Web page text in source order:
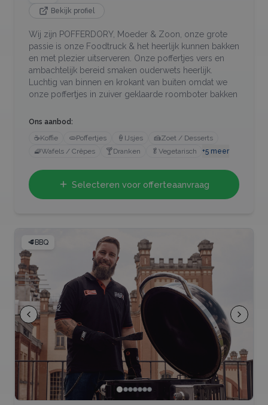
Bekijk profiel
Wij zijn POFFERDORY, Moeder & Zoon, onze grote
passie is onze Foodtruck & het heerlijk kunnen bakken
en met plezier uitserveren. Onze poffertjes vers en
ambachtelijk bereid smaken ouderwets heerlijk.
Luchtig van binnen en krokant van buiten omdat we
onze poffertjes in zuiver geklaarde roomboter bakken
Ons aanbod:
☕Koffie 🫓Poffertjes 🍦 IJsjes 🍰Zoet / Desserts
🧇Wafels / Crêpes 🍸Dranken 🥬 Vegetarisch +5 meer
Selecteren voor offerteaanvraag
🥩BBQ